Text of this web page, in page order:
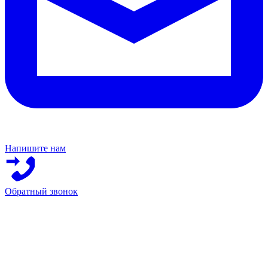
Напишите нам
Обратный звонок